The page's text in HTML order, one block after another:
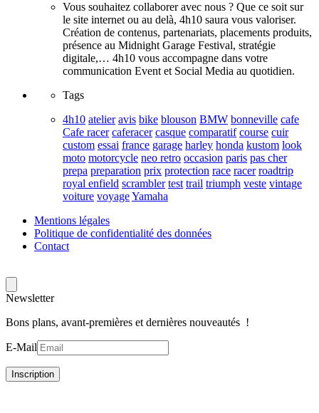
Vous souhaitez collaborer avec nous ? Que ce soit sur
le site internet ou au delà, 4h10 saura vous valoriser.
Création de contenus, partenariats, placements produits,
présence au Midnight Garage Festival, stratégie
digitale,… 4h10 vous accompagne dans votre
communication Event et Social Media au quotidien.
Tags
4h10 atelier avis bike blouson BMW bonneville cafe
Cafe racer caferacer casque comparatif course cuir
custom essai france garage harley honda kustom look
moto motorcycle neo retro occasion paris pas cher
prepa preparation prix protection race racer roadtrip
royal enfield scrambler test trail triumph veste vintage
voiture voyageYamaha
Mentions légales
Politique de confidentialité des données
Contact
Newsletter
Bons plans, avant-premières et dernières nouveautés !
E-Mail
Inscription